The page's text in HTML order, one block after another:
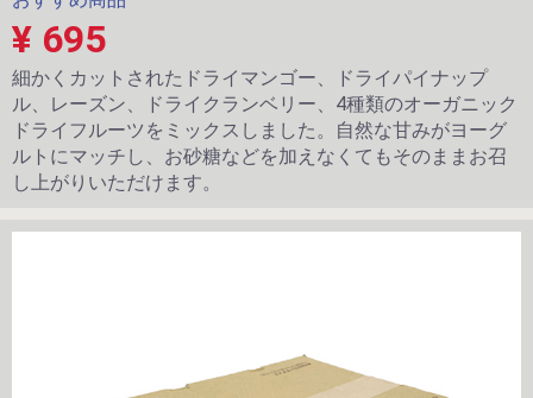
¥ 695
細かくカットされたドライマンゴー、ドライパイナップ
ル、レーズン、ドライクランベリー、4種類のオーガニック
ドライフルーツをミックスしました。自然な甘みがヨーグ
ルトにマッチし、お砂糖などを加えなくてもそのままお召
し上がりいただけます。